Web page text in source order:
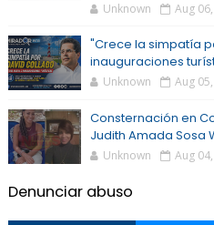
Unknown Aug
"Crece la simpatía
inauguraciones
Unknown Aug
Consternación en
Judith Amada Sosa
Unknown Aug
Denunciar abuso